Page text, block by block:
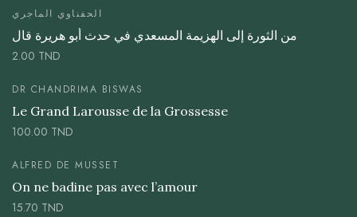
الحفناوي الماجري
من الثورة إلى الهزيمة المسعدي في حدث أبو هريرة قال
2.00 TND
DR CHANDRIMA BISWAS
Le Grand Larousse de la Grossesse
100.00 TND
ALFRED DE MUSSET
On ne badine pas avec l’amour
15.70 TND